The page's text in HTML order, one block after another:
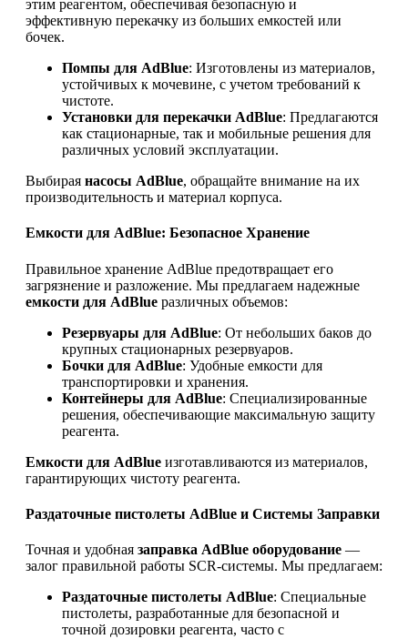
этим реагентом, обеспечивая безопасную и
эффективную перекачку из больших емкостей или
бочек.
Помпы для AdBlue: Изготовлены из материалов,
устойчивых к мочевине, с учетом требований к
чистоте.
Установки для перекачки AdBlue: Предлагаются
как стационарные, так и мобильные решения для
различных условий эксплуатации.
Выбирая насосы AdBlue, обращайте внимание на их
производительность и материал корпуса.
Емкости для AdBlue: Безопасное Хранение
Правильное хранение AdBlue предотвращает его
загрязнение и разложение. Мы предлагаем надежные
емкости для AdBlue различных объемов:
Резервуары для AdBlue: От небольших баков до
крупных стационарных резервуаров.
Бочки для AdBlue: Удобные емкости для
транспортировки и хранения.
Контейнеры для AdBlue: Специализированные
решения, обеспечивающие максимальную защиту
реагента.
Емкости для AdBlue изготавливаются из материалов,
гарантирующих чистоту реагента.
Раздаточные пистолеты AdBlue и Системы Заправки
Точная и удобная заправка AdBlue оборудование —
залог правильной работы SCR-системы. Мы предлагаем:
Раздаточные пистолеты AdBlue: Специальные
пистолеты, разработанные для безопасной и
точной дозировки реагента, часто с